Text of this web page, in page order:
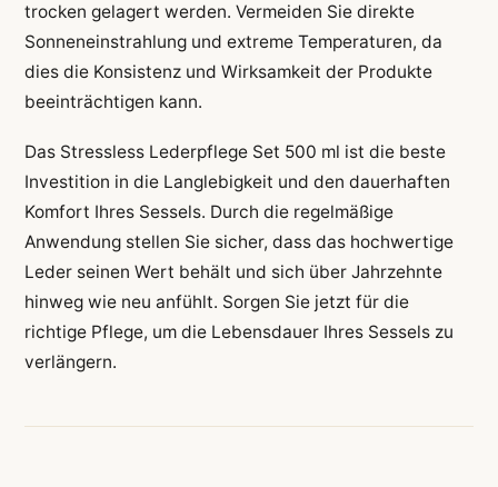
trocken gelagert werden. Vermeiden Sie direkte
Sonneneinstrahlung und extreme Temperaturen, da
dies die Konsistenz und Wirksamkeit der Produkte
beeinträchtigen kann.
Das Stressless Lederpflege Set 500 ml ist die beste
Investition in die Langlebigkeit und den dauerhaften
Komfort Ihres Sessels. Durch die regelmäßige
Anwendung stellen Sie sicher, dass das hochwertige
Leder seinen Wert behält und sich über Jahrzehnte
hinweg wie neu anfühlt. Sorgen Sie jetzt für die
richtige Pflege, um die Lebensdauer Ihres Sessels zu
verlängern.